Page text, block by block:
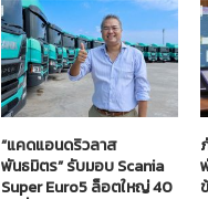
“แคดแอนดริวลาส
พันธมิตร” รับมอบ Scania
Super Euro5 ล็อตใหญ่ 40